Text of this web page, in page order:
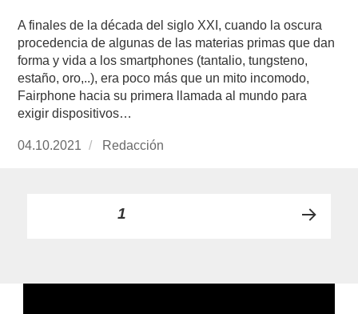
A finales de la década del siglo XXI, cuando la oscura
procedencia de algunas de las materias primas que dan
forma y vida a los smartphones (tantalio, tungsteno,
estaño, oro,..), era poco más que un mito incomodo,
Fairphone hacia su primera llamada al mundo para
exigir dispositivos…
Publicado
04.10.2021 https://www.experimenta.es/author/redaccion/
Redacción
Paginación
entradas
PÁGINA1
NA